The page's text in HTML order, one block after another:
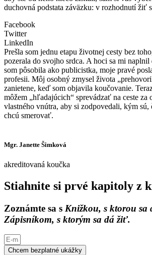
duchovná podstata záväzku: v rozhodnutí žiť
Facebook
Twitter
LinkedIn
Prešla som jednu etapu životnej cesty bez
pozerala do svojho srdca. A hoci sa mi naplnil
som pôsobila ako publicistka, moje pravé
profesii. Môj osobný zmysel života
zanietene, keď som objavila koučovanie.
môžem „hľadajúcich“ sprevádzať na ceste za
vlastného vnútra, aby si zodpovedali, kým sú,
chcú smerovať.
Mgr. Janette Šimková
akreditovaná koučka
Stiahnite si prvé kapitoly z
Zoznámte sa s Knižkou, s ktorou sa
Zápisníkom, s ktorým sa dá žiť.
Chcem bezplatné ukážky